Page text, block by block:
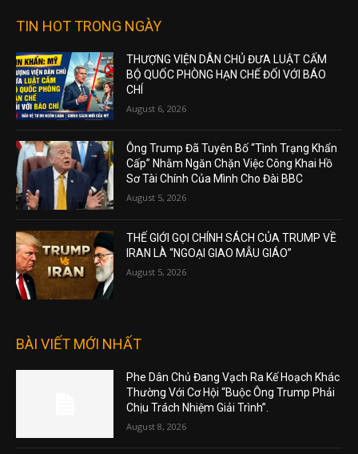
TIN HOT TRONG NGÀY
THƯỢNG VIỆN DÂN CHỦ ĐƯA LUẬT CẤM
BỘ QUỐC PHÒNG HẠN CHẾ ĐỐI VỚI BÁO
CHÍ
August 6, 2026
Ông Trump Đã Tuyên Bố “Tình Trạng Khẩn
Cấp” Nhằm Ngăn Chặn Việc Công Khai Hồ
Sơ Tài Chính Của Mình Cho Đài BBC
August 5, 2026
THẾ GIỚI GỌI CHÍNH SÁCH CỦA TRUMP VỀ
IRAN LÀ “NGOẠI GIAO MẪU GIÁO”
August 5, 2026
BÀI VIẾT MỚI NHẤT
Phe Dân Chủ Đang Vạch Ra Kế Hoạch Khác
Thường Với Cơ Hội “Buộc Ông Trump Phải
Chịu Trách Nhiệm Giải Trình”.
August 8, 2026